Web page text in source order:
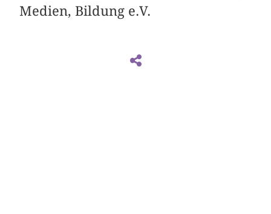
Medien, Bildung e.V.